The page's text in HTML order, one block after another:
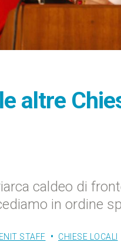
altre
caldeo di
in ordine
STAFF CHIESE LOCALI